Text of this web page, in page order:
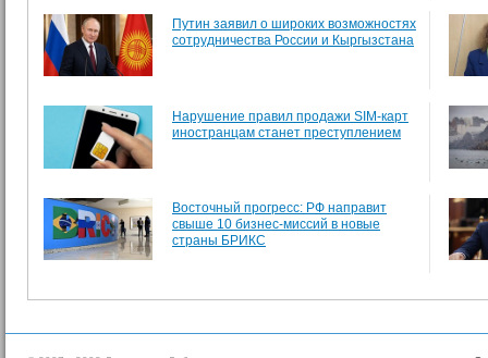
Путин заявил о широких возможностях
сотрудничества России и Кыргызстана
Нарушение правил продажи SIM-карт
иностранцам станет преступлением
Восточный прогресс: РФ направит
свыше 10 бизнес-миссий в новые
страны БРИКС